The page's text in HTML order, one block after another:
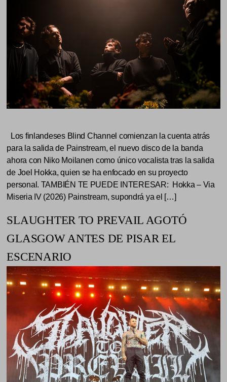
Los finlandeses Blind Channel comienzan la cuenta atrás
para la salida de Painstream, el nuevo disco de la banda
ahora con Niko Moilanen como único vocalista tras la salida
de Joel Hokka, quien se ha enfocado en su proyecto
personal. TAMBIÉN TE PUEDE INTERESAR: Hokka – Via
Miseria IV (2026) Painstream, supondrá ya el […]
SLAUGHTER TO PREVAIL AGOTÓ
GLASGOW ANTES DE PISAR EL
ESCENARIO